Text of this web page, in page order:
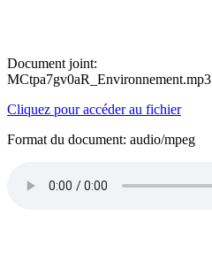
Document joint:
MCtpa7gv0aR_Environnement.mp3
Cliquez pour accéder au fichier
Format du document: audio/mpeg